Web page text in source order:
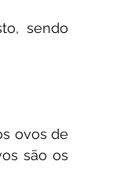
sendo
ovos de
são os